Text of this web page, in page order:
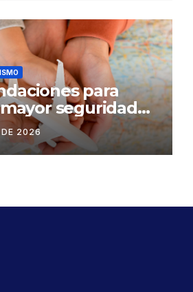
para
seguridad
del Ecuador
2026